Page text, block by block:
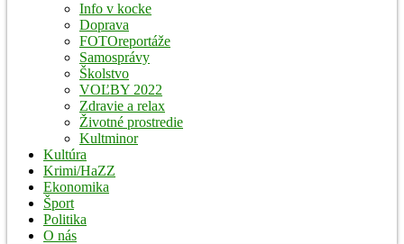
Info v kocke
Doprava
FOTOreportáže
Samosprávy
Školstvo
VOĽBY 2022
Zdravie a relax
Životné prostredie
Kultminor
Kultúra
Krimi/HaZZ
Ekonomika
Šport
Politika
O nás